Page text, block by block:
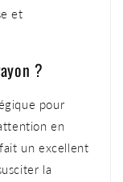
et
?
pour
en
un excellent
la